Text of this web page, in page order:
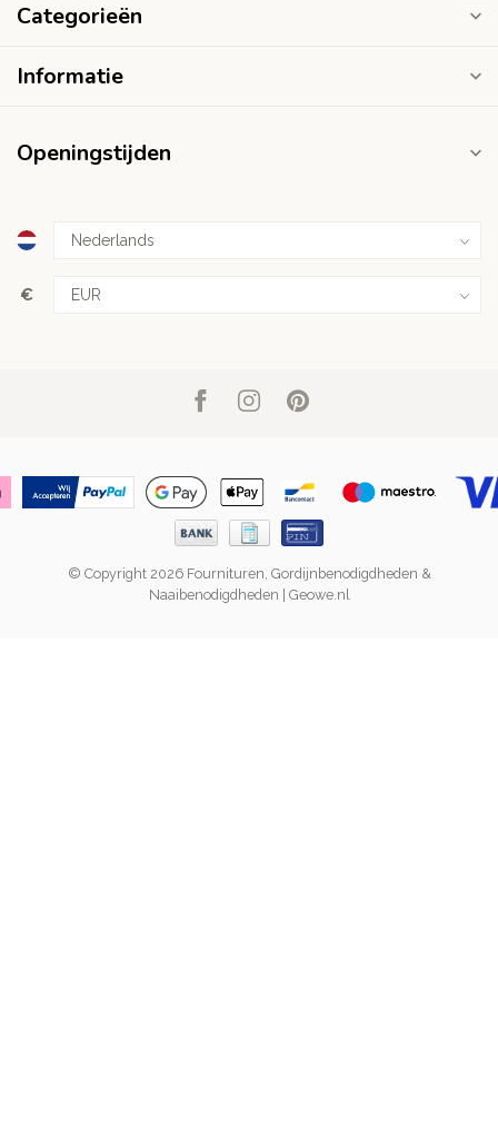
Categorieën
Informatie
Openingstijden
€
© Copyright 2026 Fournituren, Gordijnbenodigdheden &
Naaibenodigdheden | Geowe.nl